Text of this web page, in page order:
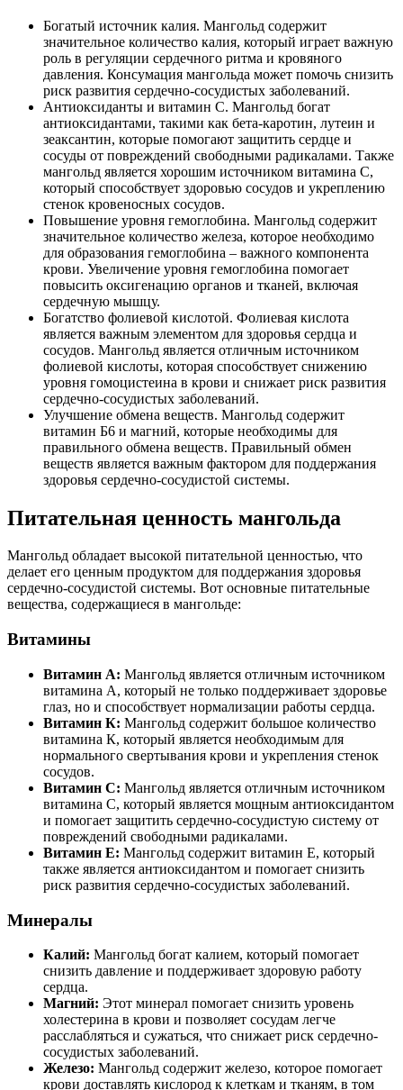
Богатый источник калия. Мангольд содержит
значительное количество калия, который играет важную
роль в регуляции сердечного ритма и кровяного
давления. Консумация мангольда может помочь снизить
риск развития сердечно-сосудистых заболеваний.
Антиоксиданты и витамин C. Мангольд богат
антиоксидантами, такими как бета-каротин, лутеин и
зеаксантин, которые помогают защитить сердце и
сосуды от повреждений свободными радикалами. Также
мангольд является хорошим источником витамина C,
который способствует здоровью сосудов и укреплению
стенок кровеносных сосудов.
Повышение уровня гемоглобина. Мангольд содержит
значительное количество железа, которое необходимо
для образования гемоглобина – важного компонента
крови. Увеличение уровня гемоглобина помогает
повысить оксигенацию органов и тканей, включая
сердечную мышцу.
Богатство фолиевой кислотой. Фолиевая кислота
является важным элементом для здоровья сердца и
сосудов. Мангольд является отличным источником
фолиевой кислоты, которая способствует снижению
уровня гомоцистеина в крови и снижает риск развития
сердечно-сосудистых заболеваний.
Улучшение обмена веществ. Мангольд содержит
витамин Б6 и магний, которые необходимы для
правильного обмена веществ. Правильный обмен
веществ является важным фактором для поддержания
здоровья сердечно-сосудистой системы.
Питательная ценность мангольда
Мангольд обладает высокой питательной ценностью, что
делает его ценным продуктом для поддержания здоровья
сердечно-сосудистой системы. Вот основные питательные
вещества, содержащиеся в мангольде:
Витамины
Витамин А: Мангольд является отличным источником
витамина А, который не только поддерживает здоровье
глаз, но и способствует нормализации работы сердца.
Витамин К: Мангольд содержит большое количество
витамина К, который является необходимым для
нормального свертывания крови и укрепления стенок
сосудов.
Витамин С: Мангольд является отличным источником
витамина С, который является мощным антиоксидантом
и помогает защитить сердечно-сосудистую систему от
повреждений свободными радикалами.
Витамин Е: Мангольд содержит витамин Е, который
также является антиоксидантом и помогает снизить
риск развития сердечно-сосудистых заболеваний.
Минералы
Калий: Мангольд богат калием, который помогает
снизить давление и поддерживает здоровую работу
сердца.
Магний: Этот минерал помогает снизить уровень
холестерина в крови и позволяет сосудам легче
расслабляться и сужаться, что снижает риск сердечно-
сосудистых заболеваний.
Железо: Мангольд содержит железо, которое помогает
крови доставлять кислород к клеткам и тканям, в том